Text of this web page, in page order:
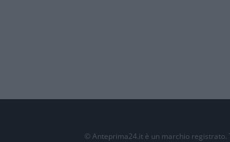
© Anteprima24.it è un marchio registrato.